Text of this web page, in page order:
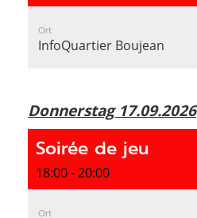
Ort
InfoQuartier Boujean
Donnerstag 17.09.2026
Soirée de jeu
18:00 - 20:00
Ort